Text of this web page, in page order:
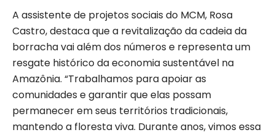
A assistente de projetos sociais do MCM, Rosa
Castro, destaca que a revitalização da cadeia da
borracha vai além dos números e representa um
resgate histórico da economia sustentável na
Amazônia. “Trabalhamos para apoiar as
comunidades e garantir que elas possam
permanecer em seus territórios tradicionais,
mantendo a floresta viva. Durante anos, vimos essa